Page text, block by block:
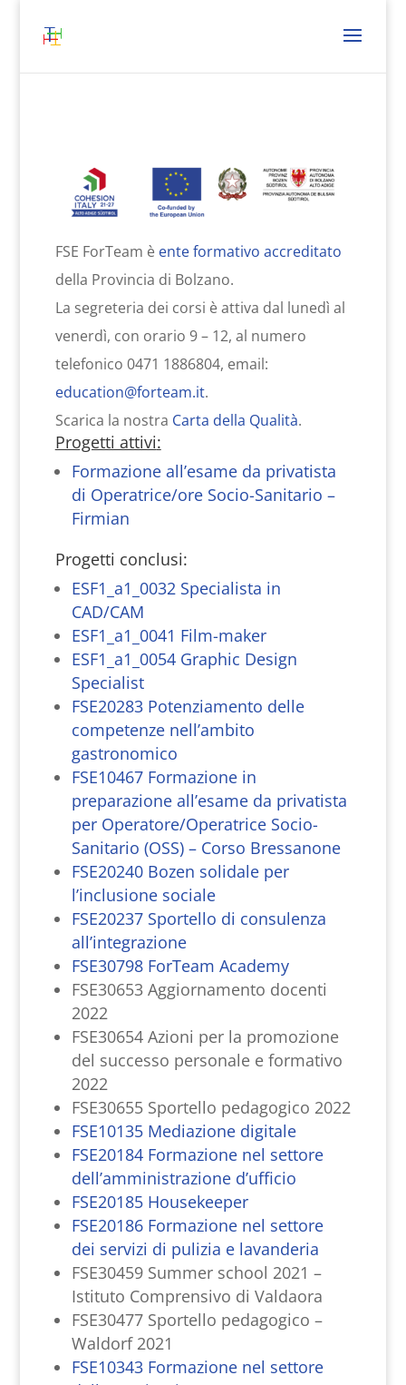
FSE ForTeam è ente formativo accreditato
della Provincia di Bolzano.
La segreteria dei corsi è attiva dal lunedì al
venerdì, con orario 9 – 12, al numero
telefonico 0471 1886804, email:
education@forteam.it.
Scarica la nostra Carta della Qualità.
Progetti attivi:
Formazione all’esame da privatista
di Operatrice/ore Socio-Sanitario –
Firmian
Progetti conclusi:
ESF1_a1_0032 Specialista in
CAD/CAM
ESF1_a1_0041 Film-maker
ESF1_a1_0054 Graphic Design
Specialist
FSE20283 Potenziamento delle
competenze nell’ambito
gastronomico
FSE10467 Formazione in
preparazione all’esame da privatista
per Operatore/Operatrice Socio-
Sanitario (OSS) – Corso Bressanone
FSE20240 Bozen solidale per
l’inclusione sociale
FSE20237 Sportello di consulenza
all’integrazione
FSE30798 ForTeam Academy
FSE30653 Aggiornamento docenti
2022
FSE30654 Azioni per la promozione
del successo personale e formativo
2022
FSE30655 Sportello pedagogico 2022
FSE10135 Mediazione digitale
FSE20184 Formazione nel settore
dell’amministrazione d’ufficio
FSE20185 Housekeeper
FSE20186 Formazione nel settore
dei servizi di pulizia e lavanderia
FSE30459 Summer school 2021 –
Istituto Comprensivo di Valdaora
FSE30477 Sportello pedagogico –
Waldorf 2021
FSE10343 Formazione nel settore